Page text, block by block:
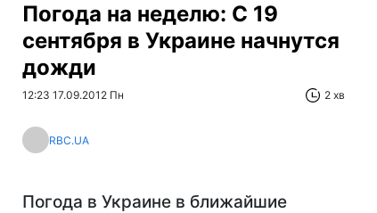
Погода на неделю: С 19
сентября в Украине начнутся
дожди
12:23 17.09.2012 Пн 2 хв
RBC.UA
Погода в Украине в ближайшие